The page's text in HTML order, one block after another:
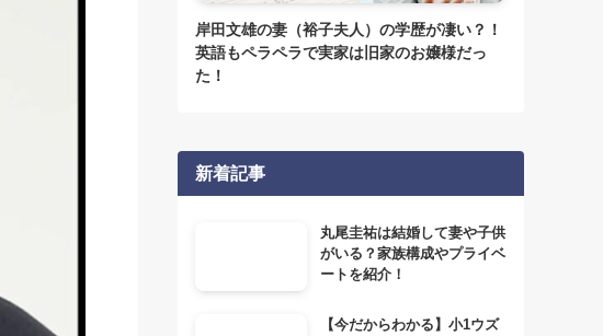
岸田文雄の妻（裕子夫人）の学歴が凄い？！
英語もペラペラで実家は旧家のお嬢様だっ
た！
新着記事
丸尾圭祐は結婚して妻や子供
がいる？家族構成やプライベ
ートを紹介！
【今だからわかる】小1ウズ